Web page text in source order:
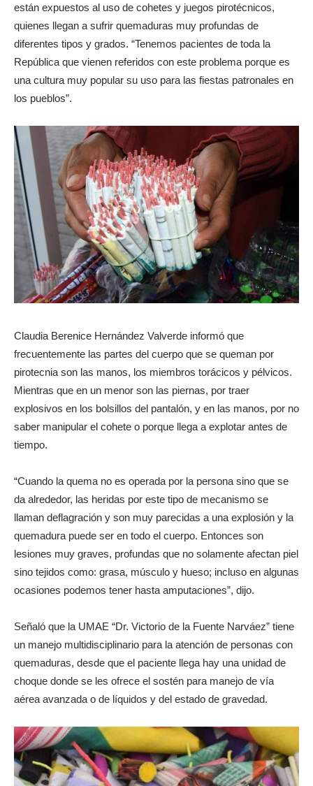
están expuestos al uso de cohetes y juegos pirotécnicos,
quienes llegan a sufrir quemaduras muy profundas de
diferentes tipos y grados. “Tenemos pacientes de toda la
República que vienen referidos con este problema porque es
una cultura muy popular su uso para las fiestas patronales en
los pueblos”.
Claudia Berenice Hernández Valverde informó que
frecuentemente las partes del cuerpo que se queman por
pirotecnia son las manos, los miembros torácicos y pélvicos.
Mientras que en un menor son las piernas, por traer
explosivos en los bolsillos del pantalón, y en las manos, por no
saber manipular el cohete o porque llega a explotar antes de
tiempo.
“Cuando la quema no es operada por la persona sino que se
da alrededor, las heridas por este tipo de mecanismo se
llaman deflagración y son muy parecidas a una explosión y la
quemadura puede ser en todo el cuerpo. Entonces son
lesiones muy graves, profundas que no solamente afectan piel
sino tejidos como: grasa, músculo y hueso; incluso en algunas
ocasiones podemos tener hasta amputaciones”, dijo.
Señaló que la UMAE “Dr. Victorio de la Fuente Narváez” tiene
un manejo multidisciplinario para la atención de personas con
quemaduras, desde que el paciente llega hay una unidad de
choque donde se les ofrece el sostén para manejo de vía
aérea avanzada o de líquidos y del estado de gravedad.